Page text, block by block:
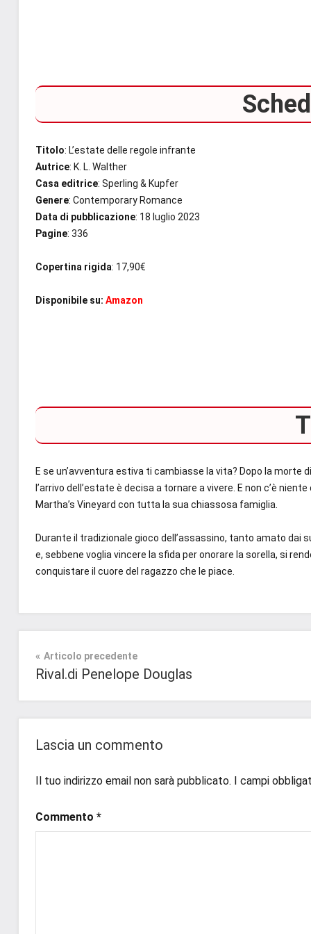
Titolo: L’estate delle regole infrante
Autrice: K. L. Walther
Casa editrice: Sperling & Kupfer
Genere: Contemporary Romance
Data di pubblicazione: 18 luglio 2023
Pagine: 336
Copertina rigida: 17,90€
Disponibile su: Amazon
E se un’avventura estiva ti cambiasse la vita? Dopo la
l’arrivo dell’estate è decisa a tornare a vivere. E non c’è
Martha’s Vineyard con tutta la sua chiassosa famiglia.
Durante il tradizionale gioco dell’assassino, tanto amato
e, sebbene voglia vincere la sfida per onorare la sorella, si
conquistare il cuore del ragazzo che le piace.
#blogger,
#bloggerlife,
#ebook,
#inspiration,
#ioleggo,
Contemporary
Prossime
Uscite
Navigazione
articoli
Articolo precedente
Rival.di Penelope Douglas
Lascia un commento
Il tuo indirizzo email non sarà pubblicato. I campi
Commento *